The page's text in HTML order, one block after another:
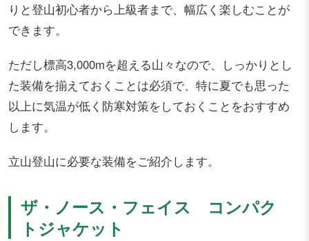
りと登山初心者から上級者まで、幅広く楽しむことが
できます。
ただし標高3,000mを超える山々なので、しっかりとし
た装備を揃えておくことは必須で、特に夏でも思った
以上に気温が低く防寒対策をしておくことをおすすめ
します。
立山登山に必要な装備をご紹介します。
ザ・ノース・フェイス コンパク
トジャケット